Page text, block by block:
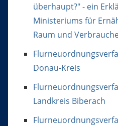
überhaupt?" - ein
Ministeriums für
Raum und
Donau-Kreis
Landkreis Biberach